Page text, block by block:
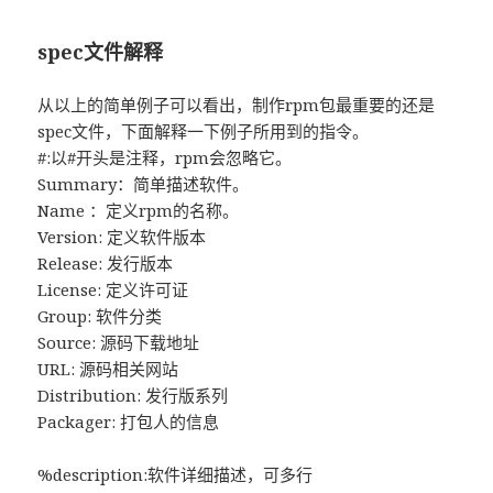
spec文件解释
从以上的简单例子可以看出，制作rpm包最重要的还是
spec文件，下面解释一下例子所用到的指令。
#:以#开头是注释，rpm会忽略它。
Summary：简单描述软件。
Name ：定义rpm的名称。
Version: 定义软件版本
Release: 发行版本
License: 定义许可证
Group: 软件分类
Source: 源码下载地址
URL: 源码相关网站
Distribution: 发行版系列
Packager: 打包人的信息
%description:软件详细描述，可多行